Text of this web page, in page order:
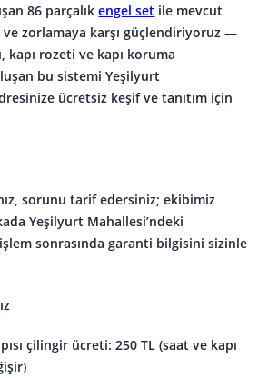
86 parçalık engel set ile mevcut
ve zorlamaya karşı güçlendiriyoruz —
kapı rozeti ve kapı koruma
bu sistemi Yeşilyurt
ücretsiz keşif ve tanıtım için
sorunu tarif edersiniz; ekibimiz
Yeşilyurt Mahallesi’ndeki
sonrasında garanti bilgisini sizinle
çilingir ücreti: 250 TL (saat ve kapı